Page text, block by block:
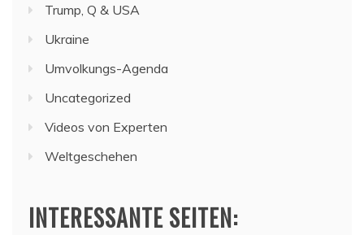
Trump, Q & USA
Ukraine
Umvolkungs-Agenda
Uncategorized
Videos von Experten
Weltgeschehen
INTERESSANTE SEITEN: